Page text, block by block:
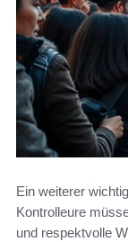
Ein weiterer
Kontrolleure
und respektvolle